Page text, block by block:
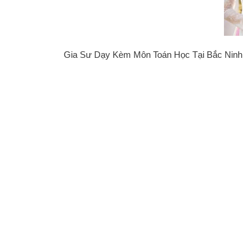
Gia Sư Dạy Kèm Môn Toán Học Tại Bắc Ninh